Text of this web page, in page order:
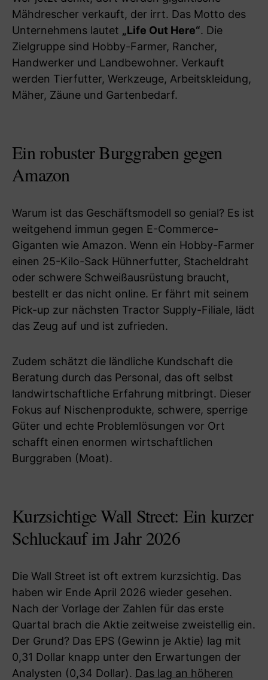
Mähdrescher verkauft, der irrt. Das Motto des
Unternehmens lautet „Life Out Here“. Die
Zielgruppe sind Hobby-Farmer, Rancher,
Handwerker und Landbewohner. Verkauft
werden Tierfutter, Werkzeuge, Arbeitskleidung,
Mäher, Zäune und Gartenbedarf.
Ein robuster Burggraben gegen
Amazon
Warum ist das Geschäftsmodell so genial? Es ist
weitgehend immun gegen E-Commerce-
Giganten wie Amazon. Wenn ein Hobby-Farmer
einen 25-Kilo-Sack Hühnerfutter, Stacheldraht
oder schwere Schweißausrüstung braucht,
bestellt er das nicht online. Er fährt mit seinem
Pick-up zur nächsten Tractor Supply-Filiale, lädt
das Zeug auf und ist zufrieden.
Zudem schätzt die ländliche Kundschaft die
Beratung durch das Personal, das oft selbst
landwirtschaftliche Erfahrung mitbringt. Dieser
Fokus auf Nischenprodukte, schwere, sperrige
Güter und echte Problemlösungen vor Ort
schafft einen enormen wirtschaftlichen
Burggraben (Moat).
Kurzsichtige Wall Street: Ein kurzer
Schluckauf im Jahr 2026
Die Wall Street ist oft extrem kurzsichtig. Das
haben wir Ende April 2026 wieder gesehen.
Nach der Vorlage der Zahlen für das erste
Quartal brach die Aktie zeitweise zweistellig ein.
Der Grund? Das EPS (Gewinn je Aktie) lag mit
0,31 Dollar knapp unter den Erwartungen der
Analysten (0,34 Dollar). Das lag an höheren